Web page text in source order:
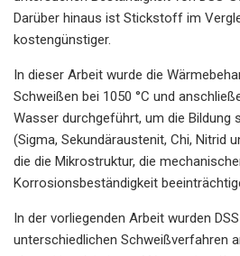
Darüber hinaus ist Stickstoff im
kostengünstiger.
In dieser Arbeit wurde die
Schweißen bei 1050 °C und
Wasser durchgeführt, um die Bildung
(Sigma, Sekundäraustenit, Chi, Nitrid
die die Mikrostruktur, die
Korrosionsbeständigkeit
In der vorliegenden Arbeit wurden
unterschiedlichen Schweißverfahren